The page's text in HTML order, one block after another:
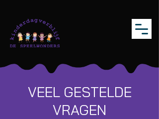
VEEL GESTELDE
VRAGEN